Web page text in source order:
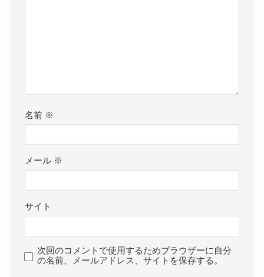
名前 ※
メール ※
サイト
次回のコメントで使用するためブラウザーに自分
の名前、メールアドレス、サイトを保存する。